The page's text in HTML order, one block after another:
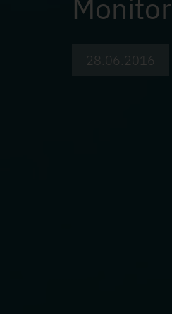
28.06.2016